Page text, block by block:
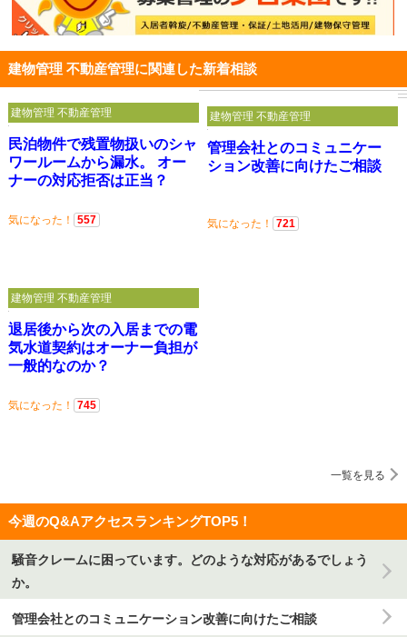
建物管理 不動産管理に関連した新着相談
民泊物件で残置物扱いのシャ
ワールームから漏水。 オー
ナーの対応拒否は正当？
気になった！ 557
建物管理 不動産管理
管理会社とのコミュニケー
ション改善に向けたご相談
気になった！ 721
建物管理 不動産管理
退居後から次の入居までの電
気水道契約はオーナー負担が
一般的なのか？
気になった！ 745
建物管理 不動産管理
一覧を見る
今週のQ&AアクセスランキングTOP5！
騒音クレームに困っています。どのような対応があるでしょう
か。
管理会社とのコミュニケーション改善に向けたご相談